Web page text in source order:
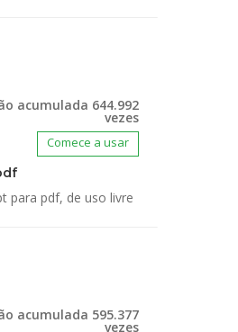
acumulada 644.992
vezes
Comece a usar
para pdf, de uso livre
acumulada 595.377
vezes